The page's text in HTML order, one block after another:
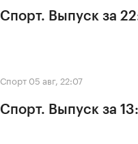
Спорт. Выпуск за
Спорт 05 авг, 22:07
Спорт. Выпуск за